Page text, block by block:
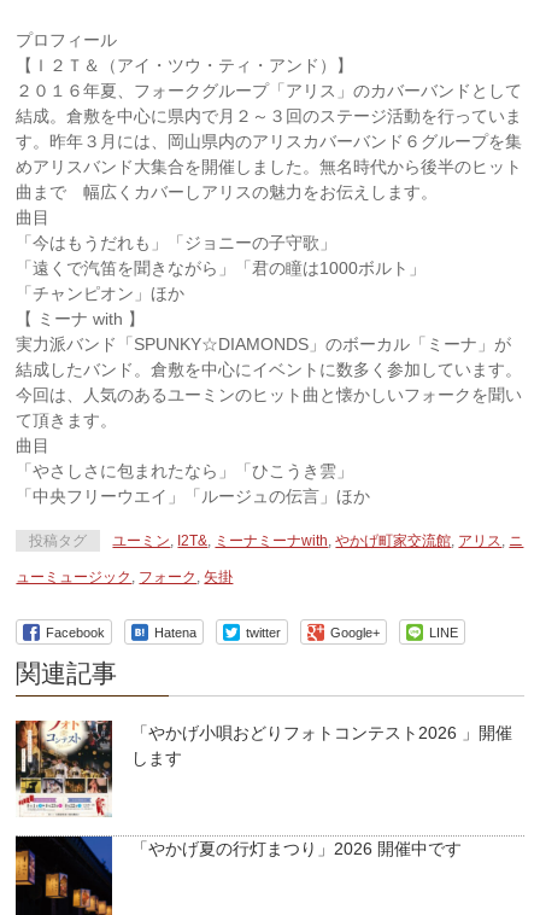
プロフィール
【Ｉ２Ｔ＆（アイ・ツウ・ティ・アンド）】
２０１６年夏、フォークグループ「アリス」のカバーバンドとして
結成。倉敷を中心に県内で月２～３回のステージ活動を行っていま
す。昨年３月には、岡山県内のアリスカバーバンド６グループを集
めアリスバンド大集合を開催しました。無名時代から後半のヒット
曲まで 幅広くカバーしアリスの魅力をお伝えします。
曲目
「今はもうだれも」「ジョニーの子守歌」
「遠くで汽笛を聞きながら」「君の瞳は1000ボルト」
「チャンピオン」ほか
【 ミーナ with 】
実力派バンド「SPUNKY☆DIAMONDS」のボーカル「ミーナ」が
結成したバンド。倉敷を中心にイベントに数多く参加しています。
今回は、人気のあるユーミンのヒット曲と懐かしいフォークを聞い
て頂きます。
曲目
「やさしさに包まれたなら」「ひこうき雲」
「中央フリーウエイ」「ルージュの伝言」ほか
投稿タグ ユーミン I2T& ミーナミーナwith ,やかげ町家交流館 アリス ニ
ューミュージック フォーク ,矢掛
Facebook Hatena twitter Google+ LINE
関連記事
「やかげ小唄おどりフォトコンテスト2026 」開催
します
「やかげ夏の行灯まつり」2026 開催中です